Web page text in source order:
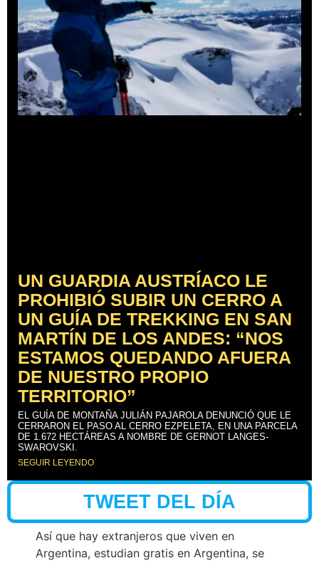
UN GUARDIA AUSTRÍACO LE
PROHIBIÓ SUBIR UN CERRO A
UN GUÍA DE TREKKING EN SAN
MARTÍN DE LOS ANDES: “NOS
ESTAMOS QUEDANDO AFUERA
DE NUESTRO PROPIO
TERRITORIO”
EL GUÍA DE MONTAÑA JULIÁN PAJAROLA DENUNCIÓ QUE LE
CERRARON EL PASO AL CERRO EZPELETA, EN UNA PARCELA
DE 1.672 HECTÁREAS A NOMBRE DE GERNOT LANGES-
SWAROVSKI.
SEGUIR LEYENDO
TWEET DEL DÍA
Así que hay extranjeros que viven en
Argentina, estudian gratis en Argentina, se